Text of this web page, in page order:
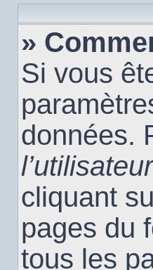
»
Si vous
données.
l’utilisateur
cliquant
pages du
tous les